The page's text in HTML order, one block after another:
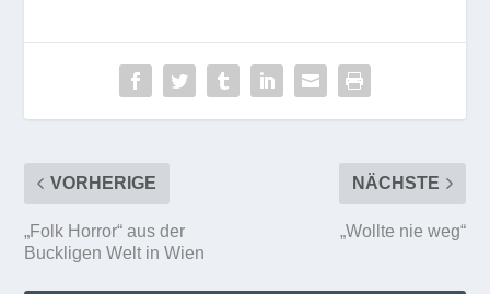
VORHERIGE
„Folk Horror“ aus der
Buckligen Welt in Wien
NÄCHSTE
„Wollte nie weg“